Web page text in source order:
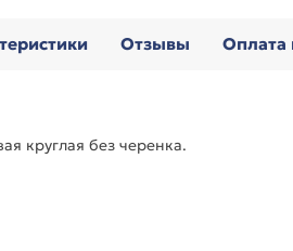
Отзывы Оплата
круглая без черенка.